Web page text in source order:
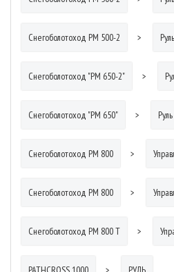
Снегоболотоход РМ 500-2
Снегоболотоход "РМ 650-2"
Снегоболотоход "РМ 650" Руль
Снегоболотоход РМ 800
Снегоболотоход РМ 800
Снегоболотоход РМ 800 Т